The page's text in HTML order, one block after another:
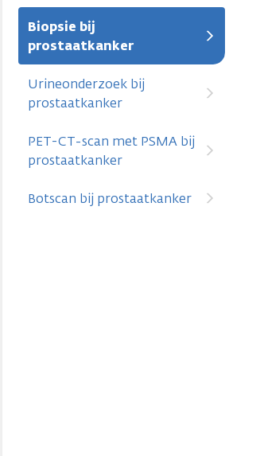
Biopsie bij
prostaatkanker
Urineonderzoek bij
prostaatkanker
PET-CT-scan met PSMA bij
prostaatkanker
Botscan bij prostaatkanker